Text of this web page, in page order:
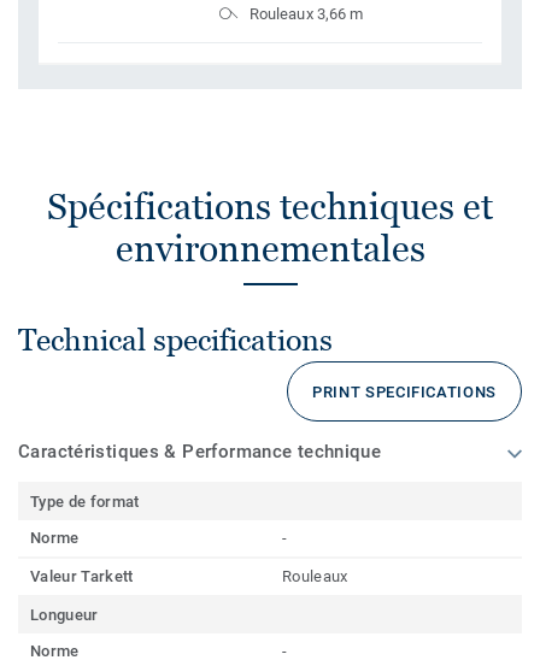
Rouleaux 3,66 m
Spécifications techniques et
environnementales
Technical specifications
PRINT SPECIFICATIONS
Caractéristiques & Performance technique
Type de format
Norme
-
Valeur Tarkett Rouleaux
Longueur
Norme
-